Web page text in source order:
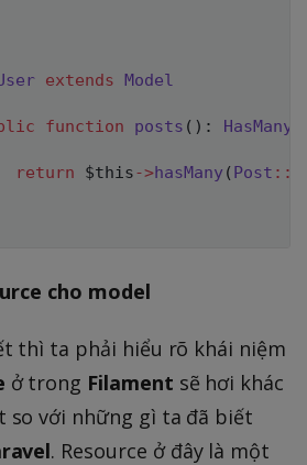
extends Model
function posts ( ) :
HasMany
return
$this->hasMany ( Post ::
cho model
thì ta phải hiểu rõ khái niệm
ở trong Filament sẽ hơi khác
so với những gì ta đã biết
. Resource ở đây là một